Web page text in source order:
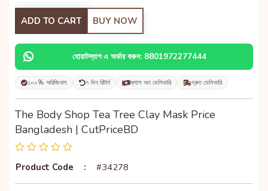
ADD TO CART BUY NOW
হোয়াটস্যাপ এ অর্ডার করুন: 8801972277444
১০০% অরিজিনাল ৭ দিন রিটার্ন ক্যাশ অন ডেলিভারি দ্রুত ডেলিভারি
The Body Shop Tea Tree Clay Mask Price
Bangladesh | CutPriceBD
Product Code : #34278